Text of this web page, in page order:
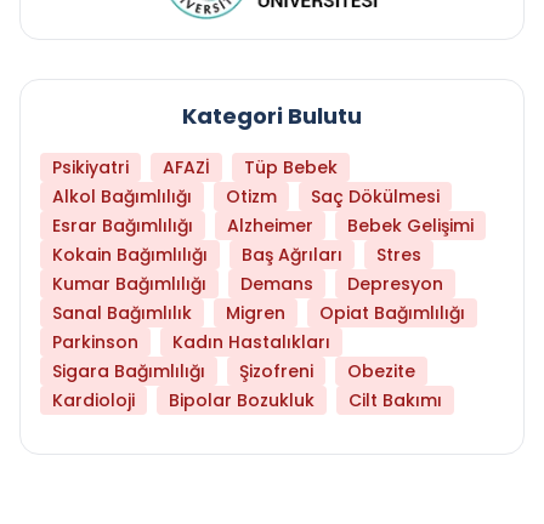
Kategori Bulutu
Psikiyatri AFAZİ
Tüp Bebek
Alkol Bağımlılığı
Otizm
Saç Dökülmesi
Esrar Bağımlılığı
Alzheimer
Bebek Gelişimi
Kokain Bağımlılığı
Baş Ağrıları
Stres
Kumar Bağımlılığı
Demans
Depresyon
Sanal Bağımlılık
Migren
Opiat Bağımlılığı
Parkinson
Kadın Hastalıkları
Sigara Bağımlılığı
Şizofreni
Obezite
Kardioloji
Bipolar Bozukluk Cilt Bakımı